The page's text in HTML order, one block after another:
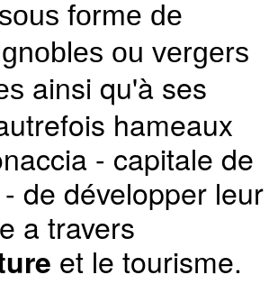
forme de
ou vergers
ainsi qu'à ses
hameaux
- capitale de
de développer leur
a travers
et le tourisme.